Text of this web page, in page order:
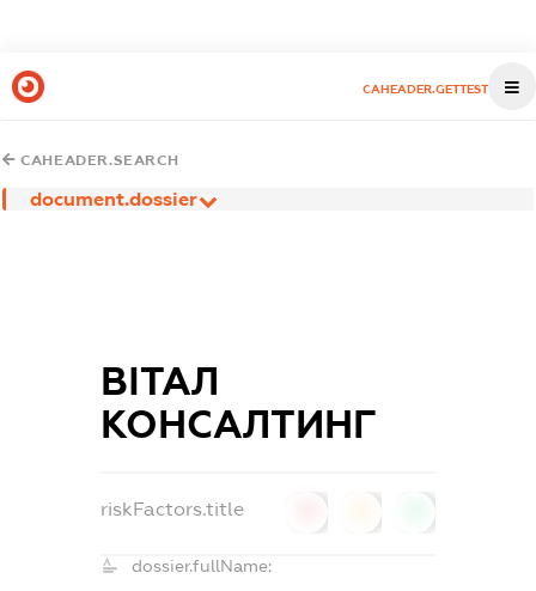
CAHEADER.GETTEST
CAHEADER.SEARCH
document.dossier
ВІТАЛ
КОНСАЛТИНГ
riskFactors.title
dossier.fullName: